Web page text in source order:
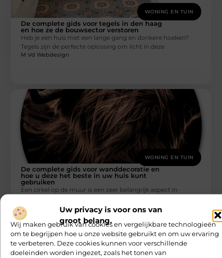
Uw privacy is voor ons van
groot belang.
Wij maken gebruik van cookies en vergelijkbare technologieën
om te begrijpen hoe u onze website gebruikt en om uw ervaring
te verbeteren. Deze cookies kunnen voor verschillende
doeleinden worden ingezet, zoals het tonen van
WONING EN TUIN
De complete gids voor tegels in den haag
en hoe ze de bouwsector verstoren
Heb je een huis met een lange gang en donkere hoeken?
Tegels zijn de perfecte oplossing om licht in deze
M Vd Webdesign
WONING EN TUIN
De complete gids voor wanddecoratie en
hoe u deze het beste in uw huis kunt
gebruiken
Een cirkel op de muur is een zeer belangrijk aspect in
M Vd Webdesign